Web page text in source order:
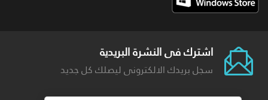
اشترك فى النشرة البريدية
سجل بريدك الالكترونى ليصلك كل جديد